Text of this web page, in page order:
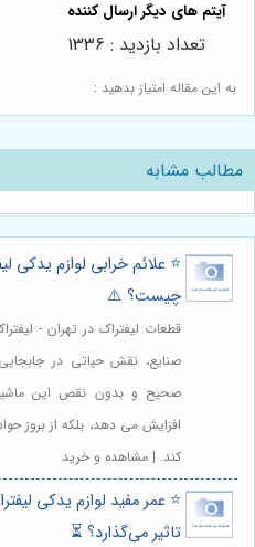
به این مقاله امتیاز بدهید :
تعداد بازدید : 1336
مطالب مشابه
⭐️ علائم خرابی لوازم یدکی
چیست؟ ⚠️
قطعات لیفتراک در تهران -
صنایع، نقش حیاتی در
صحیح و بدون نقص این ماشین
افزایش می دهد، بلکه از بروز
کند. | مشاهده و خرید
⭐️ عمر مفید لوازم یدکی
تاثیر می‌گذارد؟ ⏳